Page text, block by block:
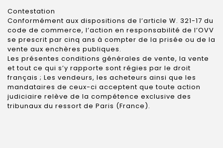
Contestation
Conformément aux dispositions de l’article W. 321-17 du
code de commerce, l’action en responsabilité de l’OVV
se prescrit par cinq ans à compter de la prisée ou de la
vente aux enchères publiques.
Les présentes conditions générales de vente, la vente
et tout ce qui s’y rapporte sont régies par le droit
français ; Les vendeurs, les acheteurs ainsi que les
mandataires de ceux-ci acceptent que toute action
judiciaire relève de la compétence exclusive des
tribunaux du ressort de Paris (France).